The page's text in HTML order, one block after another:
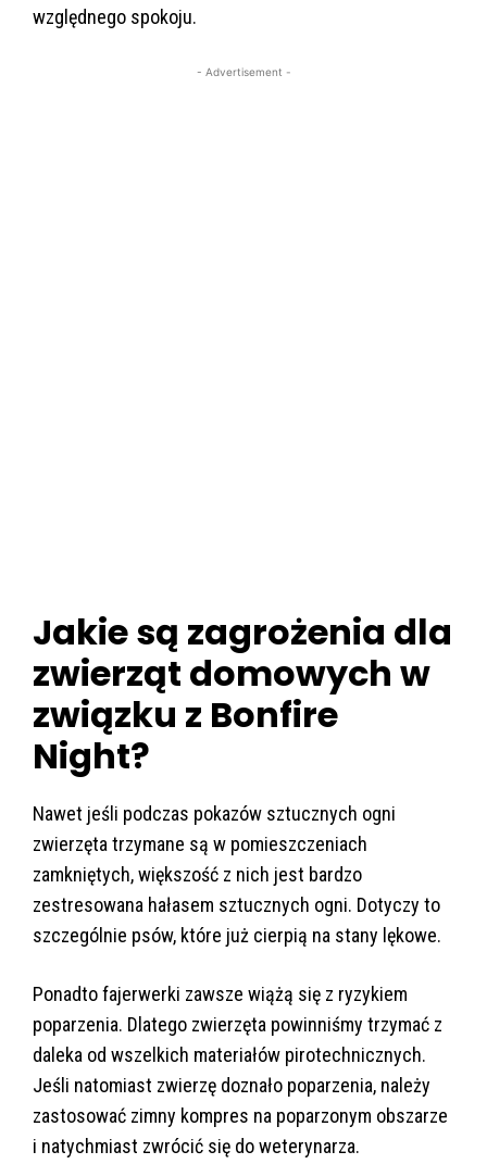
względnego spokoju.
- Advertisement -
Jakie są zagrożenia dla
zwierząt domowych w
związku z Bonfire
Night?
Nawet jeśli podczas pokazów sztucznych ogni
zwierzęta trzymane są w pomieszczeniach
zamkniętych, większość z nich jest bardzo
zestresowana hałasem sztucznych ogni. Dotyczy to
szczególnie psów, które już cierpią na stany lękowe.
Ponadto fajerwerki zawsze wiążą się z ryzykiem
poparzenia. Dlatego zwierzęta powinniśmy trzymać z
daleka od wszelkich materiałów pirotechnicznych.
Jeśli natomiast zwierzę doznało poparzenia, należy
zastosować zimny kompres na poparzonym obszarze
i natychmiast zwrócić się do weterynarza.